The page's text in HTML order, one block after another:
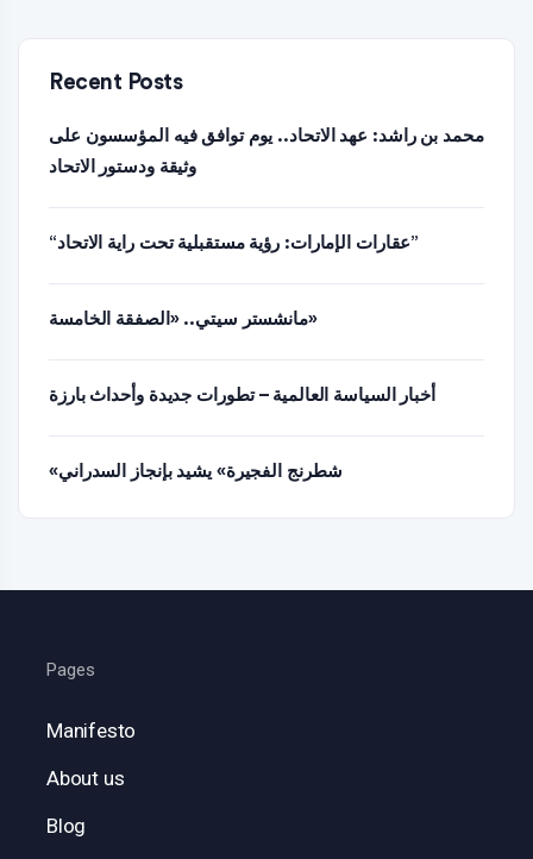
Recent Posts
محمد بن راشد: عهد الاتحاد.. يوم توافق فيه المؤسسون على
وثيقة ودستور الاتحاد
“عقارات الإمارات: رؤية مستقبلية تحت راية الاتحاد”
مانشستر سيتي.. «الصفقة الخامسة»
أخبار السياسة العالمية – تطورات جديدة وأحداث بارزة
«شطرنج الفجيرة» يشيد بإنجاز السدراني
Pages
Manifesto
About us
Blog